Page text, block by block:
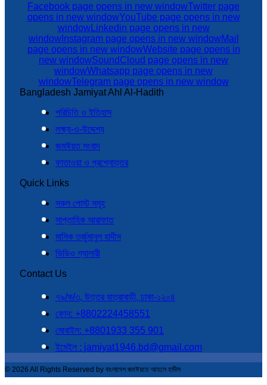
Facebook page opens in new windowTwitter page
opens in new windowYouTube page opens in new
windowLinkedin page opens in new
windowInstagram page opens in new windowMail
page opens in new windowWebsite page opens in
new windowSoundCloud page opens in new
windowWhatsapp page opens in new
windowTelegram page opens in new window
Bangladesh Jamiyat Ahl Al-Hadith
পরিচিতি ও ইতিহাস
লক্ষ্য-ও-উদ্দেশ্য
জমঈয়ত সংবাদ
ফাতাওয়া ও প্রশ্নোত্তর
Quick Links
সকল পোস্ট সমূহ
সাপ্তাহিক আরাফাত
মাসিক তর্জুমানুল হাদীস
ভিডিও গ্যালারী
Contact Us
৭৯/ক/৩, উত্তর যাত্রাবাড়ী, ঢাকা-১২০৪
ফোন: +8802224458551
মোবাইল: +8801933 355 901
ইমেইল : jamiyat1946.bd@gmail.com
© 2026 All Rights Reserved by বাংলাদেশ জমঈয়তে আহলে হাদীস